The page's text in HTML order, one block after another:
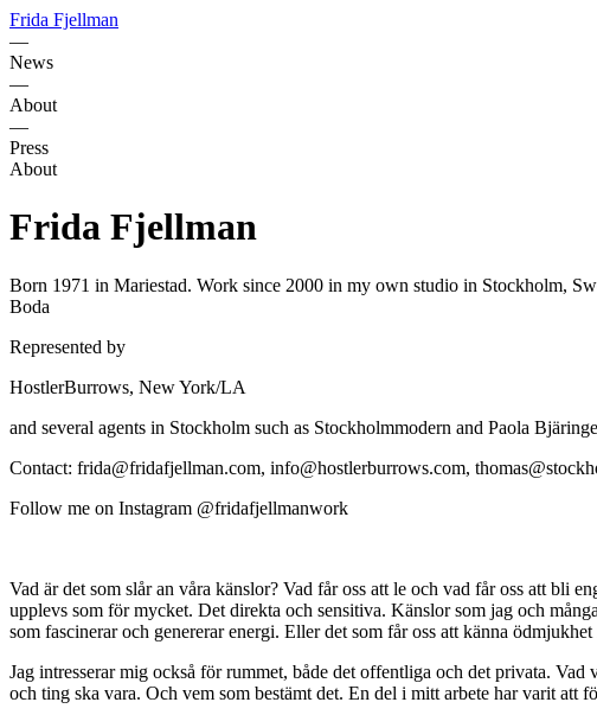
Frida Fjellman
—
News
—
About
—
Press
About
Frida Fjellman
Born 1971 in Mariestad. Work since 2000 in my own studio in Stockholm,
Boda
Represented by
HostlerBurrows, New York/LA
and several agents in Stockholm such as Stockholmmodern and Paola
Contact: frida@fridafjellman.com, info@hostlerburrows.com,
Follow me on Instagram @fridafjellmanwork
Vad är det som slår an våra känslor? Vad får oss att le och vad får oss att bli
upplevs som för mycket. Det direkta och sensitiva. Känslor som jag och
som fascinerar och genererar energi. Eller det som får oss att känna
Jag intresserar mig också för rummet, både det offentliga och det privata.
och ting ska vara. Och vem som bestämt det. En del i mitt arbete har varit att